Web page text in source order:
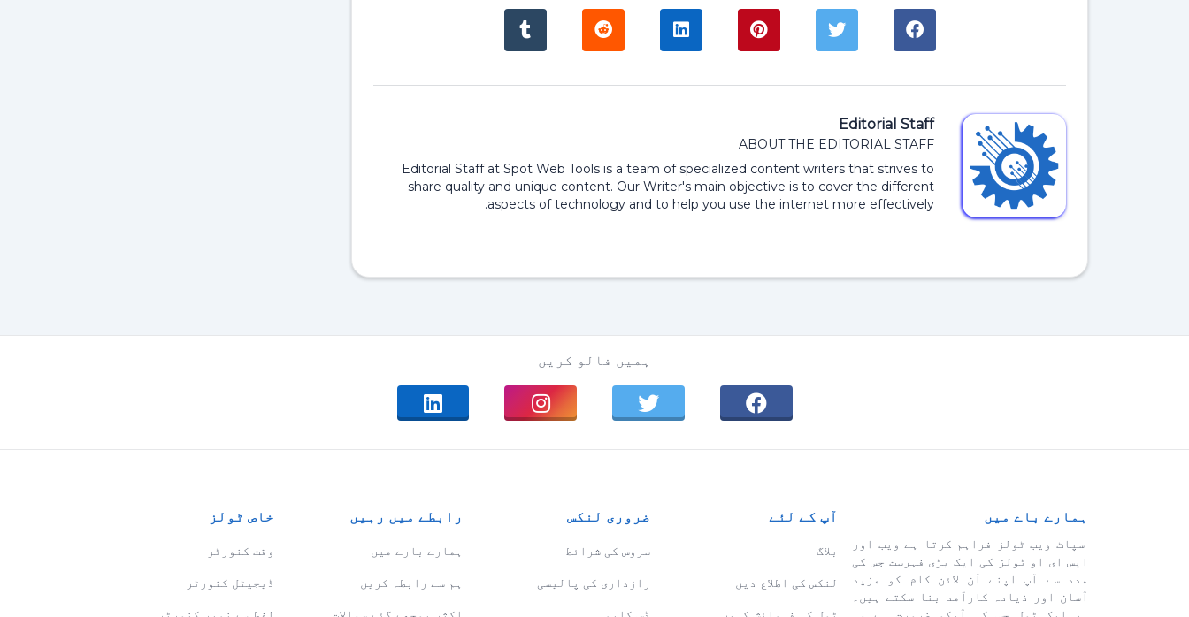
Editorial Staff
ABOUT THE EDITORIAL STAFF
Editorial Staff at Spot Web Tools is a team of specialized content writers that strives to
share quality and unique content. Our Writer's main objective is to cover the different
aspects of technology and to help you use the internet more effectively.
ہمیں فالو کریں
ہمارے باے میں
سپاٹ ویب ٹولز فراہم کرتا ہے ویب اور
ایس ای او ٹولز کی ایک بڑی فہرست جس کی
مدد سے آپ اپنے آن لائن کام کو مزید
آسان اور ذیادہ کارآمد بنا سکتے ہیں۔
آپ کے لئے
بلاگ
لنکس کی اطلاع دیں
ضروری لنکس
سروس کی شرائط
رازداری کی پالیسی
رابطے میں رہیں
ہمارے بارے میں
ہم سے رابطہ کریں
خاص ٹولز
وقت کنورٹر
ڈیجیٹل کنورٹر